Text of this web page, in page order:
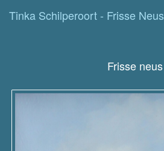
Tinka Schilperoort - Frisse Neus
Frisse neus